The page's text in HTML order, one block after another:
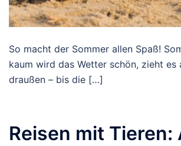
So macht der Sommer allen Spaß!
kaum wird das Wetter schön, zieht es
draußen – bis die […]
Reisen mit Tieren: